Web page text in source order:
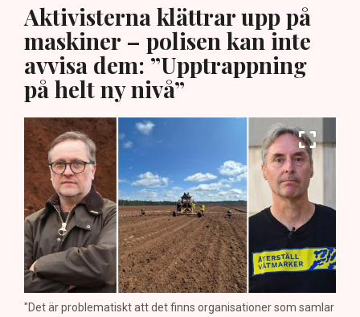
Aktivisterna klättrar upp på
maskiner – polisen kan inte
avvisa dem: ”Upptrappning
på helt ny nivå”
"Det är problematiskt att det finns organisationer som samlar